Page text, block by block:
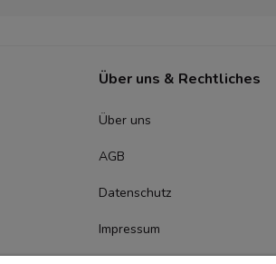
Über uns & Rechtliches
Über uns
AGB
Datenschutz
Impressum